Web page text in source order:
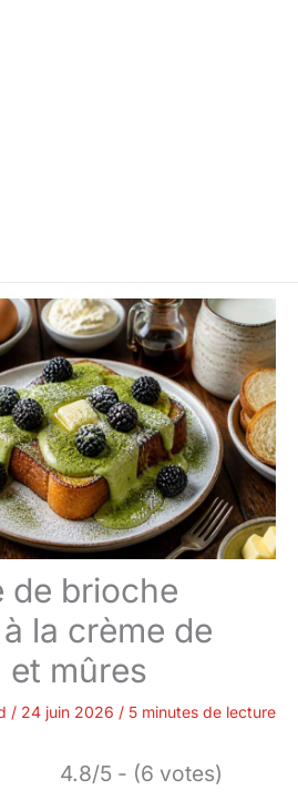
de brioche
la crème de
et mûres
/ 24 juin 2026 / 5 minutes de lecture
4.8/5 - (6 votes)